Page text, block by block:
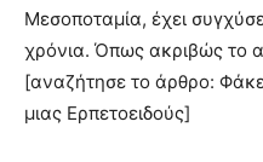
Μεσοποταμία, έχει
χρόνια. Όπως ακριβώς το
[αναζήτησε το άρθρο:
μιας Ερπετοειδούς]